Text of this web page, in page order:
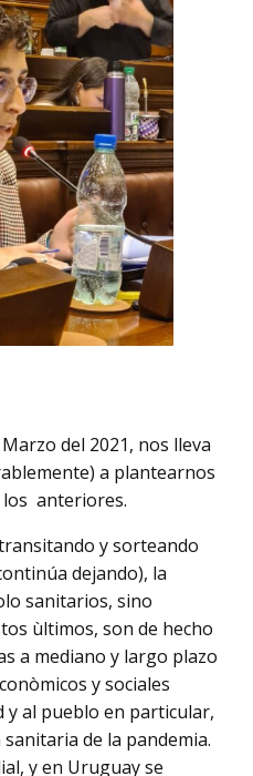
del 2021, nos lleva
a plantearnos
los anteriores.
y sorteando
dejando), la
sanitarios, sino
ùltimos, son de hecho
a mediano y largo plazo
y sociales
y al pueblo en particular,
de la pandemia.
y en Uruguay se